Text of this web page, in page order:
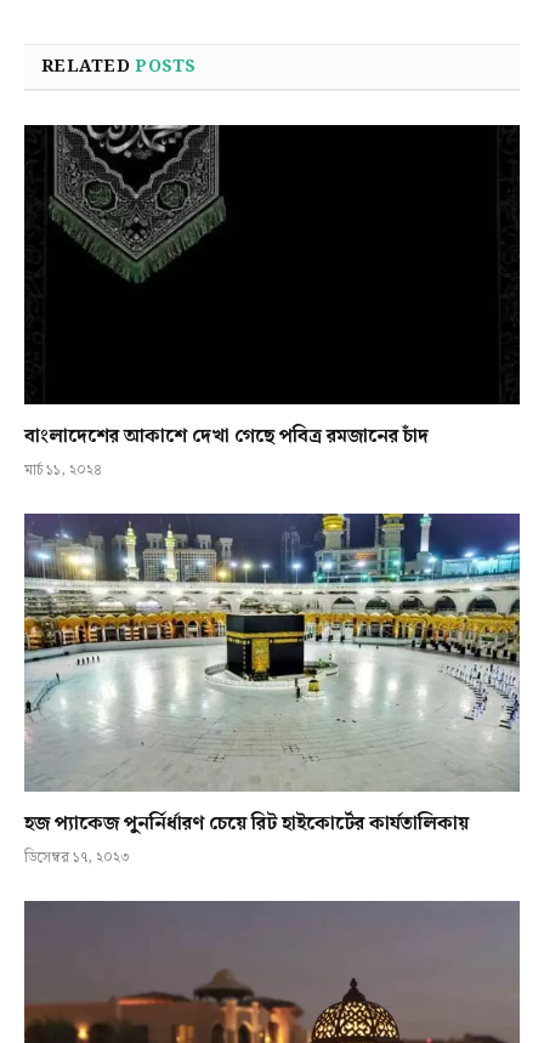
RELATEDPOSTS
বাংলাদেশের আকাশে দেখা গেছে পবিত্র রমজানের চাঁদ
মার্চ ১১, ২০২৪
হজ প্যাকেজ পুনর্নির্ধারণ চেয়ে রিট হাইকোর্টের কার্যতালিকায়
ডিসেম্বর ১৭, ২০২৩